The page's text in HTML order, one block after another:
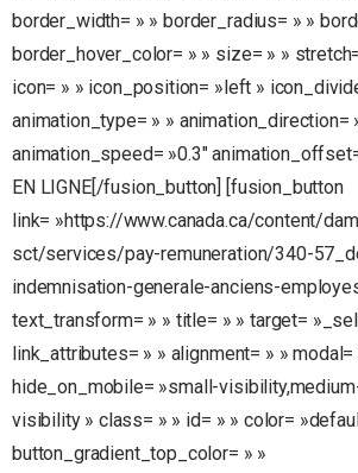
border_width= » » border_radius= » »
border_hover_color= » » size= » »
icon= » » icon_position= »left »
animation_type= » » animation_direction=
animation_speed= »0.3″
EN LIGNE[/fusion_button] [fusion_button
link= »https://www.canada.ca/content/
sct/services/pay-remuneration/340-
indemnisation-generale-anciens-
text_transform= » » title= » » target=
link_attributes= » » alignment= » » modal=
hide_on_mobile= »small-
visibility » class= » » id= » » color=
button_gradient_top_color= » »